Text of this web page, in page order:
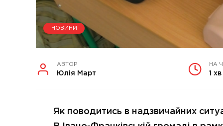
НОВИНИ
АВТОР
Юлія Март
НА
1 хв
Як поводитись в надзвичайних